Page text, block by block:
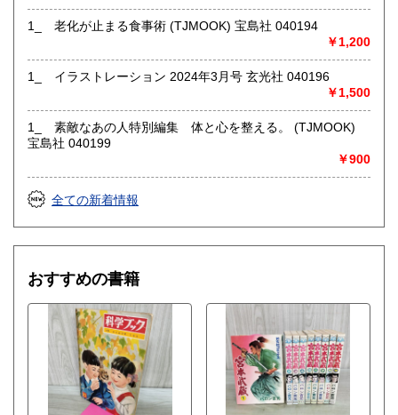
1_ 老化が止まる食事術 (TJMOOK) 宝島社 040194
￥1,200
1_ イラストレーション 2024年3月号 玄光社 040196
￥1,500
1_ 素敵なあの人特別編集 体と心を整える。 (TJMOOK)
宝島社 040199
￥900
全ての新着情報
おすすめの書籍